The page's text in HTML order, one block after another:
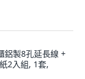
鋁製8孔延長線 +
2入組, 1套,